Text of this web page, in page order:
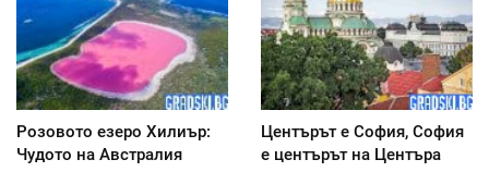
Розовото езеро Хилиър:
Чудото на Австралия
Центърът е София, София
е центърът на Центъра